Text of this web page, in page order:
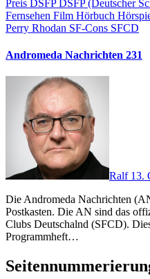
Preis DSFPDSFP (Deutscher
Fernsehen Film Hörbuch
Perry Rhodan SF-Cons SFCD
Andromeda Nachrichten 231
Ralf 13.
Die Andromeda Nachrichten (AN) 231 lagen gestern bei mir im
Postkasten. Die AN sind das
Clubs Deutschalnd (SFCD).
Programmheft…